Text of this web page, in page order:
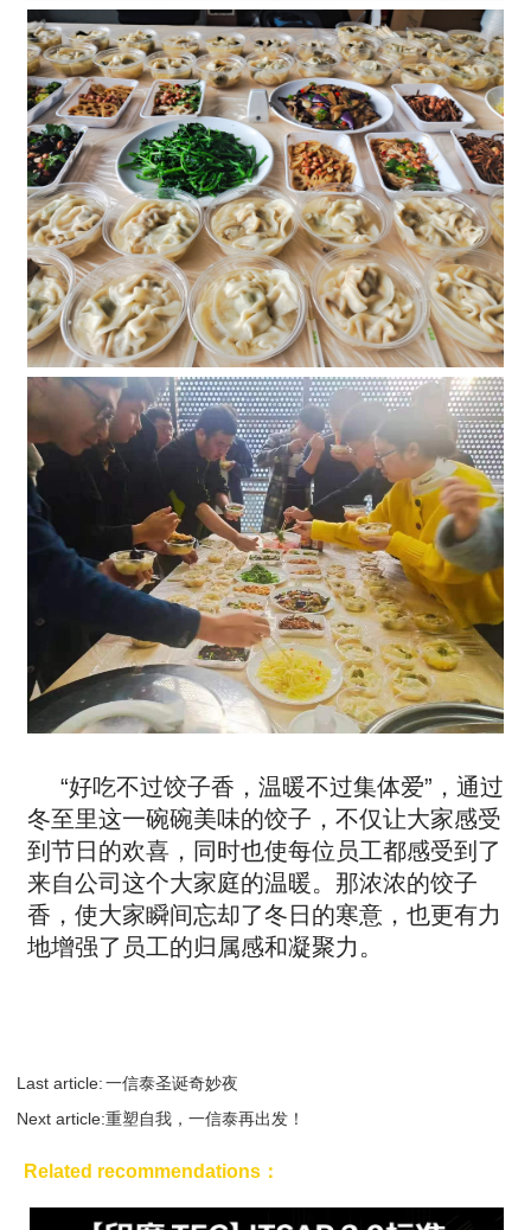
“好吃不过饺子香，温暖不过集体爱”，通过
冬至里这一碗碗美味的饺子，不仅让大家感受
到节日的欢喜， 同时也使每位员工都感受到了
来自公司这个大家庭的温暖。那浓浓的饺子
香，使大家瞬间忘却了冬日的寒意， 也更有力
地增强了员工的归属感和凝聚力。
Last article: 一信泰圣诞奇妙夜
Next article:重塑自我，一信泰再出发！
Related recommendations：